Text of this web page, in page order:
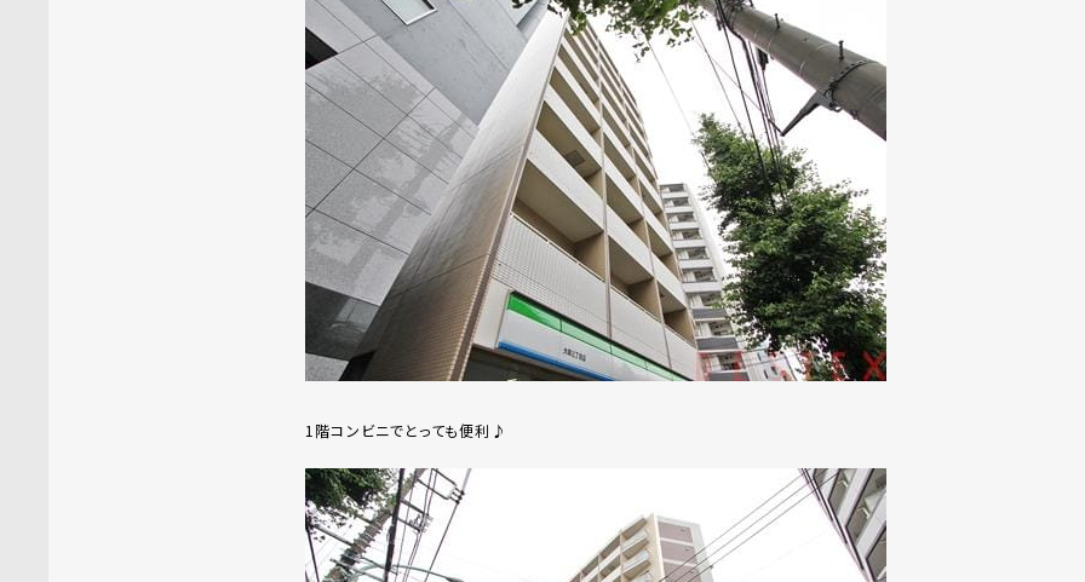
1階コンビニでとっても便利♪